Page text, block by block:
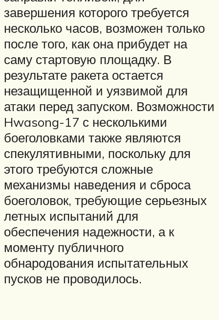
завершения которого требуется
несколько часов, возможен только
после того, как она прибудет на
саму стартовую площадку. В
результате ракета остается
незащищенной и уязвимой для
атаки перед запуском. Возможности
Hwasong-17 с несколькими
боеголовками также являются
спекулятивными, поскольку для
этого требуются сложные
механизмы наведения и сброса
боеголовок, требующие серьезных
летных испытаний для
обеспечения надежности, а к
моменту публичного
обнародования испытательных
пусков не проводилось.